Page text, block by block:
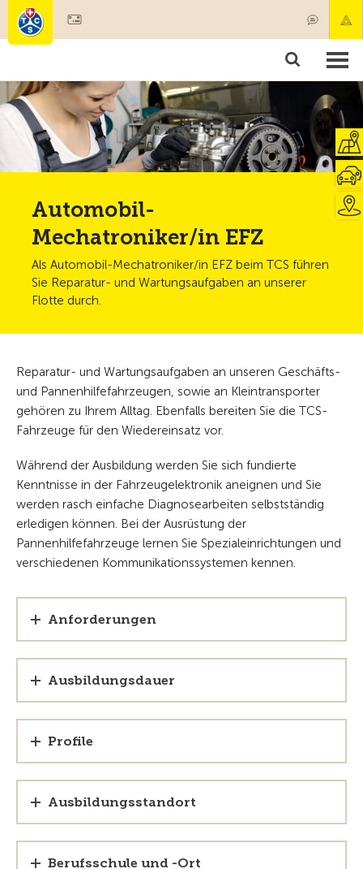
Mitgliedschaft & Leistungen
Test, Sicherheit & Gesundheit
Automobil-
Mechatroniker/in EFZ
Als Automobil-Mechatroniker/in EFZ beim TCS führen
Sie Reparatur- und Wartungsaufgaben an unserer
Flotte durch.
Reparatur- und Wartungsaufgaben an unseren Geschäfts-
und Pannenhilfefahrzeugen, sowie an Kleintransporter
gehören zu Ihrem Alltag. Ebenfalls bereiten Sie die TCS-
Fahrzeuge für den Wiedereinsatz vor.
Während der Ausbildung werden Sie sich fundierte
Kenntnisse in der Fahrzeugelektronik aneignen und Sie
werden rasch einfache Diagnosearbeiten selbstständig
erledigen können. Bei der Ausrüstung der
Pannenhilfefahrzeuge lernen Sie Spezialeinrichtungen und
verschiedenen Kommunikationssystemen kennen.
Anforderungen
Ausbildungsdauer
Profile
Ausbildungsstandort
Berufsschule und -Ort